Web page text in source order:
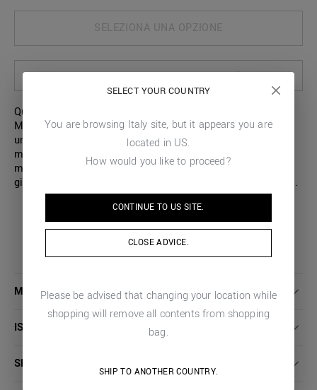
SELEZIONA UNA OPZIONE
SELEZIONA LE OPZIONI PER VEDERE LA DISPONIBILITÀ IN STORE
Questa t-shirt girocollo a manica corta firmata Antony
Morato è realizzata interamente in jersey di cotone tinta
unita e dotata di vestibilità regular. Contraddistingue il
modello la particolare stampa del logo sul petto con
monogramma. Un capo semplice ma raffinato, la scelta
giusta per aggiungere un tocco di stile ai tuoi outfit casual.
MAGGIORI DETTAGLI
ISTRUZIONI LAVAGGIO
SPEDIZIONI E RESI
SELECT YOUR COUNTRY
You are browsing Italy site, but it appears you are
located in US.
How would you like to proceed?
CONTINUE TO US SITE.
CLOSE ADVICE.
Please be advised that changing your location while
shopping will remove all contents from shopping
bag.
SHIP TO ANOTHER COUNTRY.